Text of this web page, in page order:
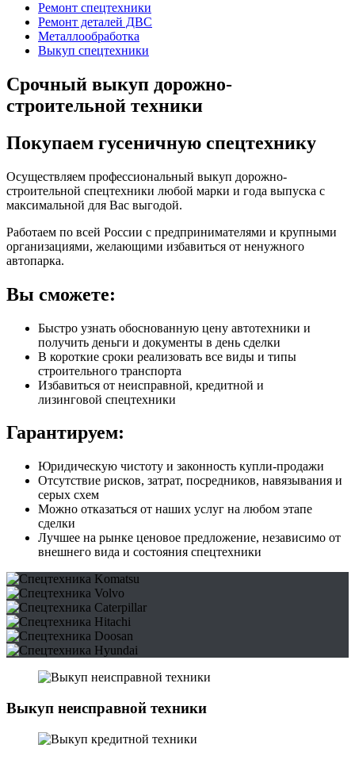
Ремонт спецтехники
Ремонт деталей ДВС
Металлообработка
Выкуп спецтехники
Срочный выкуп дорожно-
строительной техники
Покупаем гусеничную спецтехнику
Осуществляем профессиональный выкуп дорожно-
строительной спецтехники любой марки и года выпуска с
максимальной для Вас выгодой.
Работаем по всей России с предпринимателями и крупными
организациями, желающими избавиться от ненужного
автопарка.
Вы сможете:
Быстро узнать обоснованную цену автотехники и
получить деньги и документы в день сделки
В короткие сроки реализовать все виды и типы
строительного транспорта
Избавиться от неисправной, кредитной и
лизинговой спецтехники
Гарантируем:
Юридическую чистоту и законность купли-продажи
Отсутствие рисков, затрат, посредников, навязывания и
серых схем
Можно отказаться от наших услуг на любом этапе
сделки
Лучшее на рынке ценовое предложение, независимо от
внешнего вида и состояния спецтехники
Выкуп неисправной техники